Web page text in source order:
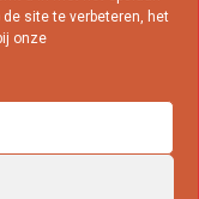
site te verbeteren, het
onze